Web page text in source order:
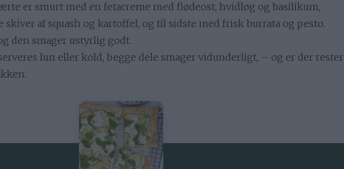
er smurt med en fetacreme med flødeost, hvidløg og basilikum,
af squash og kartoffel, og til sidste med frisk burrata og pesto.
den smager ustyrlig godt.
lun eller kold, begge dele smager vidunderligt, – og er der rester